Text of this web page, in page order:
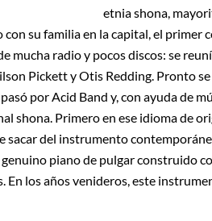
etnia shona,
su familia en la capital, el primer
mucha radio y pocos discos: se
Pickett y Otis Redding. Pronto
por Acid Band y, con ayuda de
shona. Primero en ese idioma de
sacar del instrumento
genuino piano de pulgar construido
En los años venideros, este